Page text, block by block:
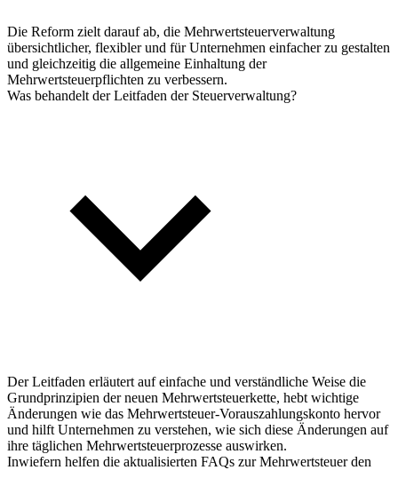
Die Reform zielt darauf ab, die Mehrwertsteuerverwaltung
übersichtlicher, flexibler und für Unternehmen einfacher zu gestalten
und gleichzeitig die allgemeine Einhaltung der
Mehrwertsteuerpflichten zu verbessern.
Was behandelt der Leitfaden der Steuerverwaltung?
Der Leitfaden erläutert auf einfache und verständliche Weise die
Grundprinzipien der neuen Mehrwertsteuerkette, hebt wichtige
Änderungen wie das Mehrwertsteuer-Vorauszahlungskonto hervor
und hilft Unternehmen zu verstehen, wie sich diese Änderungen auf
ihre täglichen Mehrwertsteuerprozesse auswirken.
Inwiefern helfen die aktualisierten FAQs zur Mehrwertsteuer den